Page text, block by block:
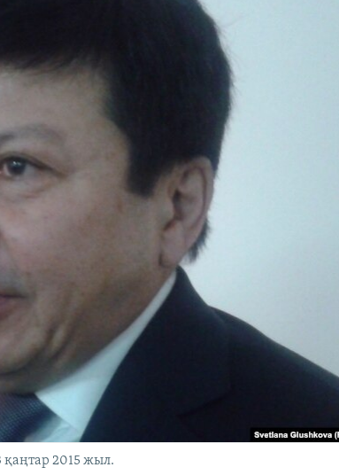
қаңтар 2015 жыл.